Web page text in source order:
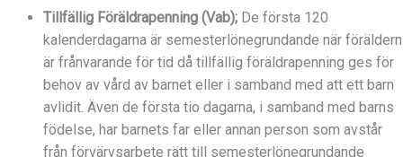
Tillfällig Föräldrapenning (Vab); De första 120
kalenderdagarna är semesterlönegrundande när föräldern
är frånvarande för tid då tillfällig föräldrapenning ges för
behov av vård av barnet eller i samband med att ett barn
avlidit. Även de första tio dagarna, i samband med barns
födelse, har barnets far eller annan person som avstår
från förvärvsarbete rätt till semesterlönegrundande